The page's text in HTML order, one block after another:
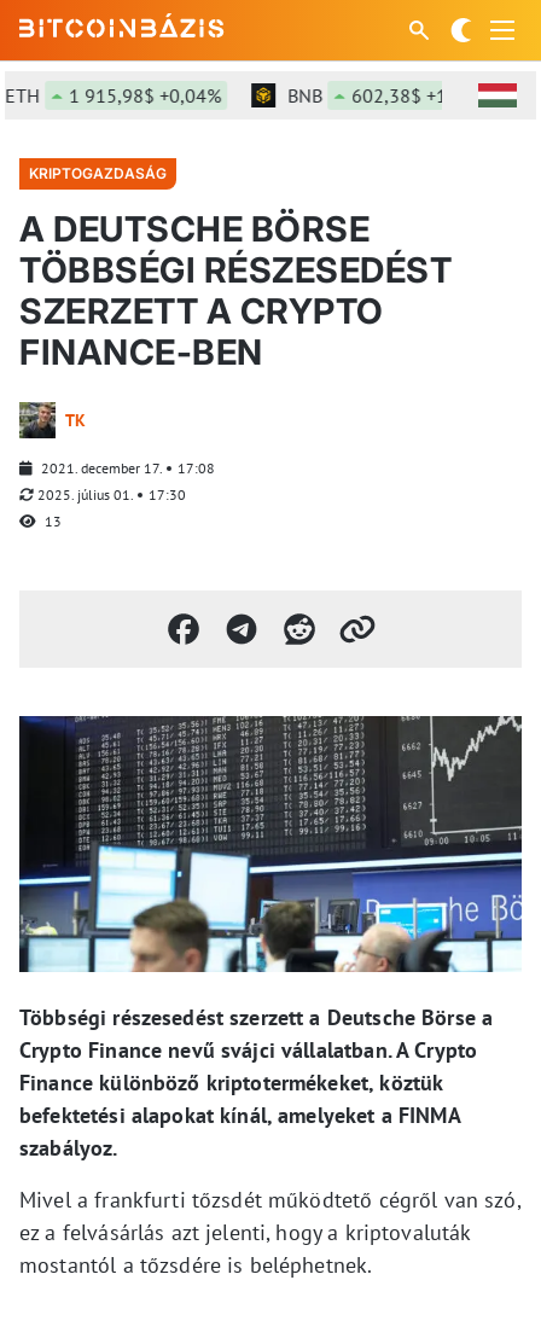
1 915,98$ +0,04% BNB 602,38$ +1,43%
KRIPTOGAZDASÁG
A DEUTSCHE BÖRSE
TÖBBSÉGI RÉSZESEDÉST
SZERZETT A CRYPTO
FINANCE-BEN
TK
2021. december 17.
17:08
2025. július 01.
17:30
13
Többségi részesedést szerzett a Deutsche Börse a
Crypto Finance nevű svájci vállalatban. A Crypto
Finance különböző kriptotermékeket, köztük
befektetési alapokat kínál, amelyeket a FINMA
szabályoz.
Mivel a frankfurti tőzsdét működtető cégről van szó,
ez a felvásárlás azt jelenti, hogy a kriptovaluták
mostantól a tőzsdére is beléphetnek.